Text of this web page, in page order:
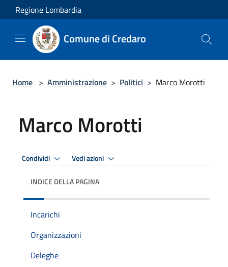
Salta al contenuto principale
Regione Lombardia
Comune di Credaro
Home > Amministrazione > Politici > Marco Morotti
Marco Morotti
Condividi Vedi azioni
INDICE DELLA PAGINA
Incarichi
Organizzazioni
Deleghe